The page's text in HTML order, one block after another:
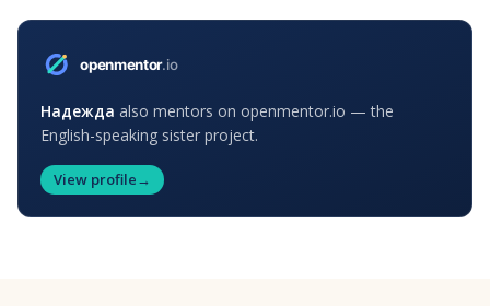
Надежда also mentors on openmentor.io — the
English-speaking sister project.
View profile→